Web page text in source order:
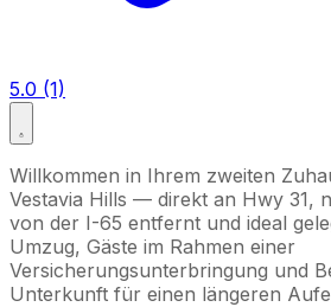
5.0 (1)
Willkommen in Ihrem zweiten
Vestavia Hills — direkt an Hwy 31,
von der I-65 entfernt und ideal
Umzug, Gäste im Rahmen einer
Versicherungsunterbringung und
Unterkunft für einen längeren